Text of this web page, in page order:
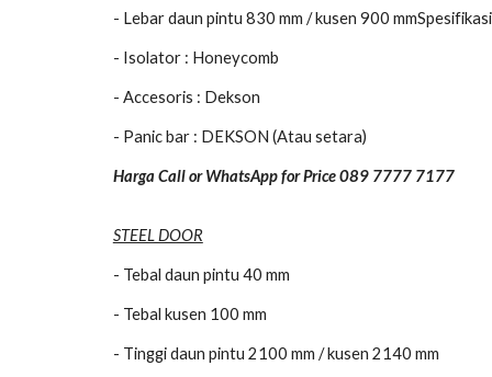
- Lebar daun pintu 830 mm / kusen 900 mmSpesifikasi
- Isolator : Honeycomb
- Accesoris : Dekson
- Panic bar : DEKSON (Atau setara)
Harga Call or WhatsApp for Price 089 7777 7177
STEEL DOOR
- Tebal daun pintu 40 mm
- Tebal kusen 100 mm
- Tinggi daun pintu 2100 mm / kusen 2140 mm